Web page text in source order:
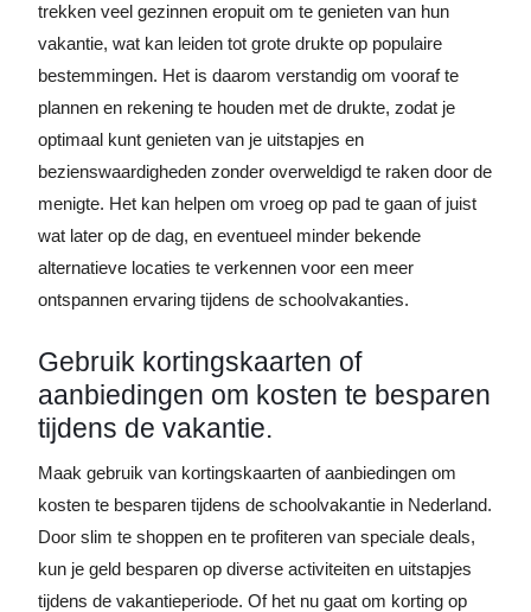
trekken veel gezinnen eropuit om te genieten van hun
vakantie, wat kan leiden tot grote drukte op populaire
bestemmingen. Het is daarom verstandig om vooraf te
plannen en rekening te houden met de drukte, zodat je
optimaal kunt genieten van je uitstapjes en
bezienswaardigheden zonder overweldigd te raken door de
menigte. Het kan helpen om vroeg op pad te gaan of juist
wat later op de dag, en eventueel minder bekende
alternatieve locaties te verkennen voor een meer
ontspannen ervaring tijdens de schoolvakanties.
Gebruik kortingskaarten of
aanbiedingen om kosten te besparen
tijdens de vakantie.
Maak gebruik van kortingskaarten of aanbiedingen om
kosten te besparen tijdens de schoolvakantie in Nederland.
Door slim te shoppen en te profiteren van speciale deals,
kun je geld besparen op diverse activiteiten en uitstapjes
tijdens de vakantieperiode. Of het nu gaat om korting op